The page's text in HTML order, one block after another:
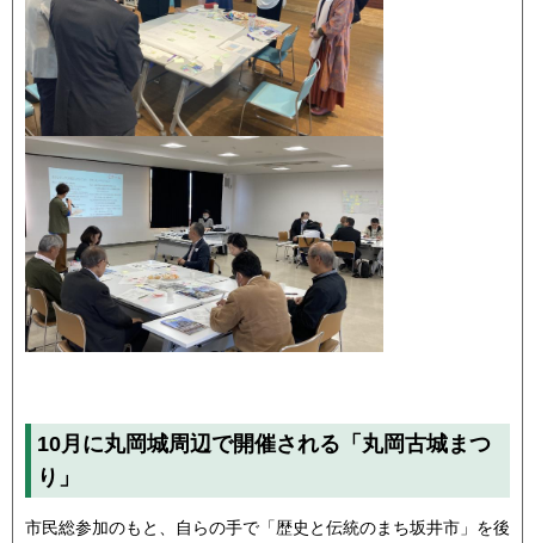
10月に丸岡城周辺で開催される「丸岡古城まつ
り」
市民総参加のもと、自らの手で「歴史と伝統のまち坂井市」を後